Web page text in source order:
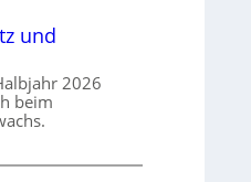
und
2026
beim